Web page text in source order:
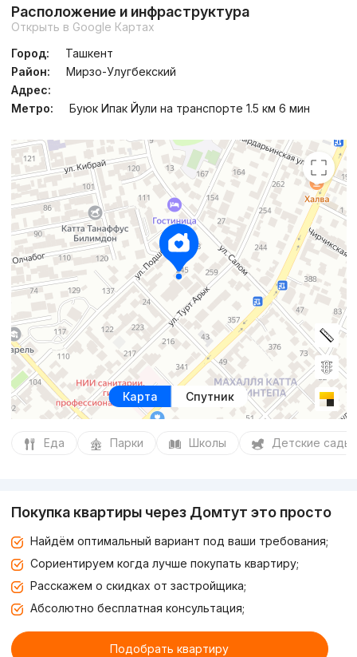
Расположение и инфраструктура
Открыть в Google Картах
Город:
Ташкент
Район:
Мирзо-Улугбекский
Адрес:
Метро:
Буюк Ипак Йули на транспорте 1.5 км 6 мин
Карта Спутник
Еда Парки Школы Детские сады
Покупка квартиры через Домтут это просто
Найдём оптимальный вариант под ваши требования;
Сориентируем когда лучше покупать квартиру;
Расскажем о скидках от застройщика;
Абсолютно бесплатная консультация;
Подобрать квартиру